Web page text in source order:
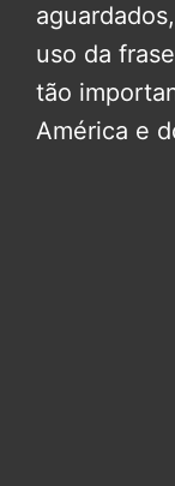
uso da frase
tão
América e